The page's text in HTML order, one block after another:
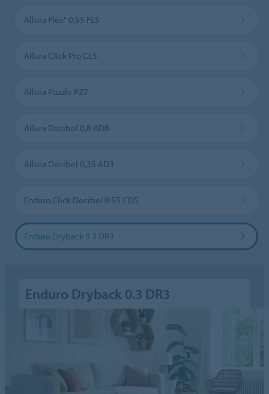
Allura Flex" 0,55 FL5
Allura Click Pro CL5
Allura Puzzle PZ7
Allura Decibel 0,8 AD8
Allura Decibel 0,35 AD3
Enduro Click Decibel 0.55 CD5
Enduro Dryback 0.3 DR3
Enduro Dryback 0.3 DR3